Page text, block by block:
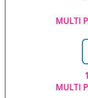
MULTI
MULTI